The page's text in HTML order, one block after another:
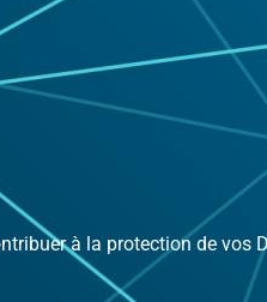
à la protection de vos